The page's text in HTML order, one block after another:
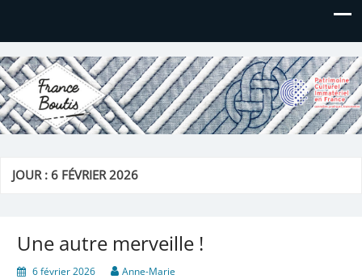
France Boutis
Le site de France Boutis
JOUR :6 FÉVRIER 2026
Une autre merveille !
6 février 2026 Anne-Marie